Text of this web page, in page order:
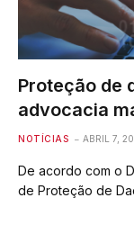
Proteção de
advocacia
NOTÍCIAS ABRIL 7,
De acordo com o
de Proteção de